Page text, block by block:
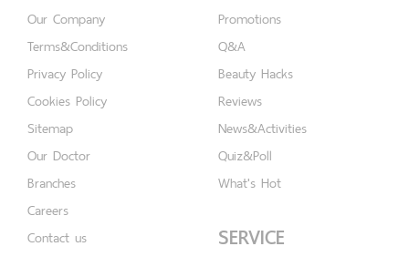
Our Company
Terms&Conditions
Privacy Policy
Cookies Policy
Sitemap
Our Doctor
Branches
Careers
Contact us
Promotions
Q&A
Beauty Hacks
Reviews
News&Activities
Quiz&Poll
What's Hot
SERVICE